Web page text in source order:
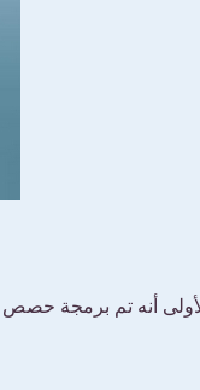
أنه تم برمجة حصص